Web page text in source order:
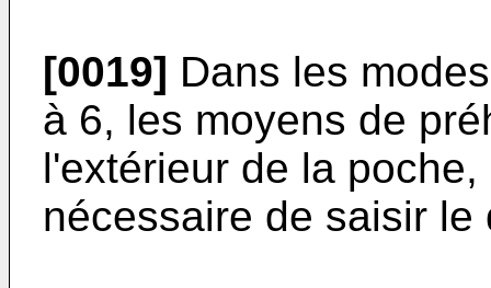
[0019] Dans les
à 6, les moyens de
l'extérieur de la
nécessaire de saisir